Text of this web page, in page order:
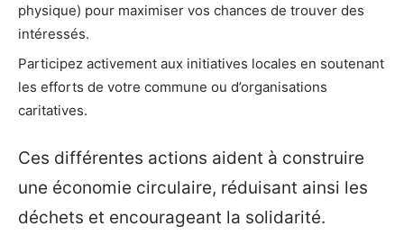
physique) pour maximiser vos chances de trouver des
intéressés.
Participez activement aux initiatives locales en soutenant
les efforts de votre commune ou d’organisations
caritatives.
Ces différentes actions aident à construire
une économie circulaire, réduisant ainsi les
déchets et encourageant la solidarité.